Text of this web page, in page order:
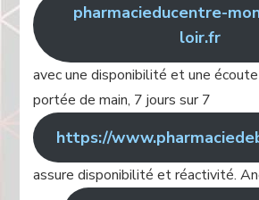
pharmacieducentre-
loir.fr
avec une disponibilité et une
portée de main, 7 jours sur 7
https://
assure disponibilité et réactivité.